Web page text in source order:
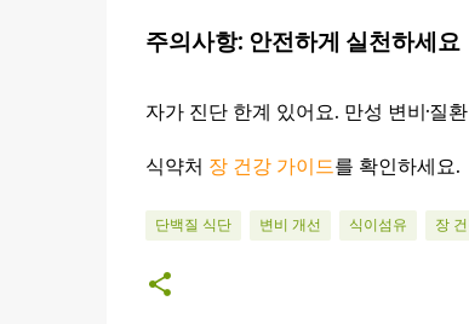
주의사항: 안전하게 실천하세요
자가 진단 한계 있어요. 만성 변비·질
식약처 장 건강 가이드를 확인하세요.
단백질 식단 변비 개선 식이섬유 장